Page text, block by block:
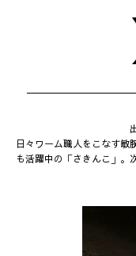
日々ワーム職人をこなす敏
も活躍中の「さきんこ」。